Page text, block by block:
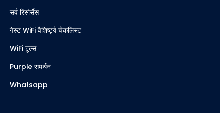
सर्व रिसोर्सेस
गेस्ट WiFi वैशिष्ट्ये चेकलिस्ट
WiFi टूल्स
Purple समर्थन
Whatsapp